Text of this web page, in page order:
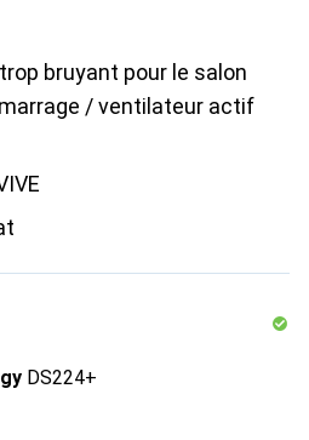
bruyant pour le salon
/ ventilateur actif
DS224+